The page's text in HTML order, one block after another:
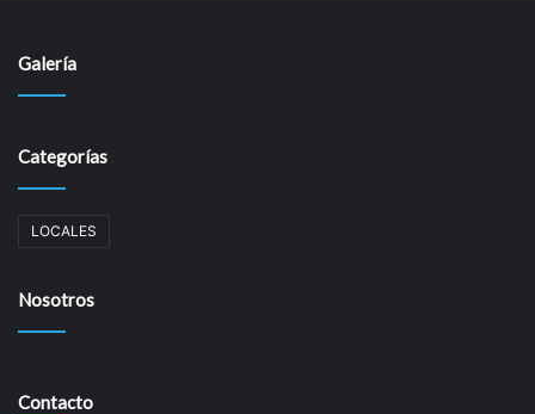
Galería
Categorías
LOCALES
Nosotros
Contacto